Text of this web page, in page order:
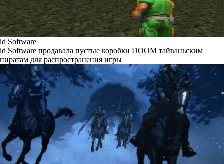
id Software
id Software продавала пустые коробки DOOM тайваньским
пиратам для распространения игры